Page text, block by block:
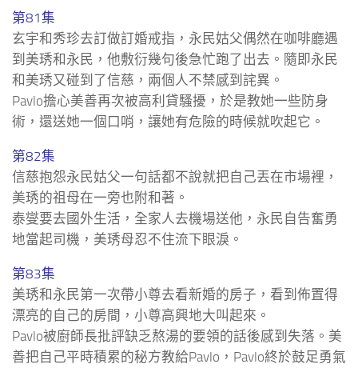
第81集
玄宇和秀珍去訂做訂婚戒指，永民姑父偶然在咖啡廳遇
到美琇和永民，他敷衍幾句後急忙跑了出去。隨即永民
和美琇又碰到了信慈，兩個人不禁感到詫異。
Pavlo擔心美善再次被高利貸騷擾，於是教她一些防身
術，還送她一個口哨，讓她有危險的時候就吹起它。
第82集
信慈抱怨永民姑父一句話都不說就把自己丟在市場裡，
美琇的祖母在一旁也附和著。
泰燮要去國外生活，全家人去機場送他，永民自告奮勇
地當起司機，美琇母忍不住流下眼淚。
第83集
美琇和永民第一次帶小尊去看新婚的房子，看到佈置得
漂亮的自己的房間，小尊高興地大叫起來。
Pavlo被廚師長批評缺乏熬湯的要領的話後感到失落。美
善把自己平時積累的秘方教給Pavlo，Pavlo終於鼓足勇氣